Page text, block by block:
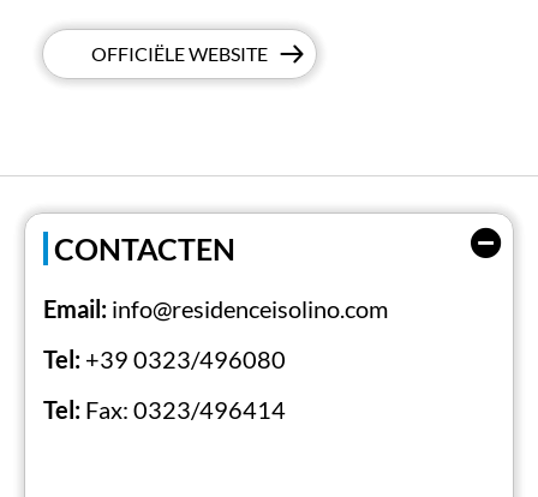
OFFICIËLE WEBSITE
CONTACTEN
Email: info@residenceisolino.com
Tel: +39 0323/496080
Tel: Fax: 0323/496414